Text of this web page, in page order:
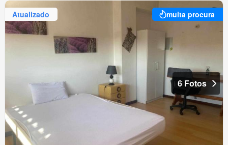
Atualizado muita procura
6 Fotos